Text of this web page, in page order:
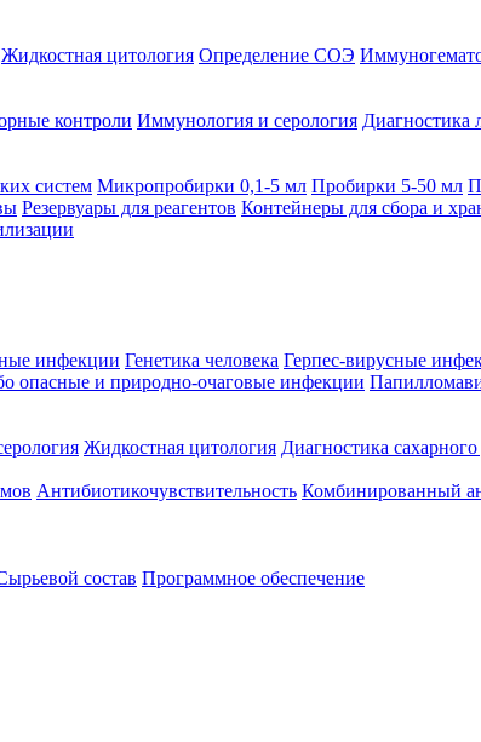
Жидкостная цитология Определение СОЭ
контроли Иммунология и серология Диагностика
систем Микропробирки 0,1-5 мл Пробирки 5-50 мл
Резервуары для реагентов Контейнеры для сбора и
инфекции Генетика человека Герпес-вирусные
опасные и природно-очаговые инфекции
Жидкостная цитология Диагностика сахарного
Антибиотикочувствительность Комбинированный
состав Программное обеспечение